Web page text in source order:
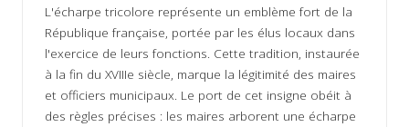
L'écharpe tricolore représente un emblème fort de la
République française, portée par les élus locaux dans
l'exercice de leurs fonctions. Cette tradition, instaurée
à la fin du XVIIIe siècle, marque la légitimité des maires
et officiers municipaux. Le port de cet insigne obéit à
des règles précises : les maires arborent une écharpe